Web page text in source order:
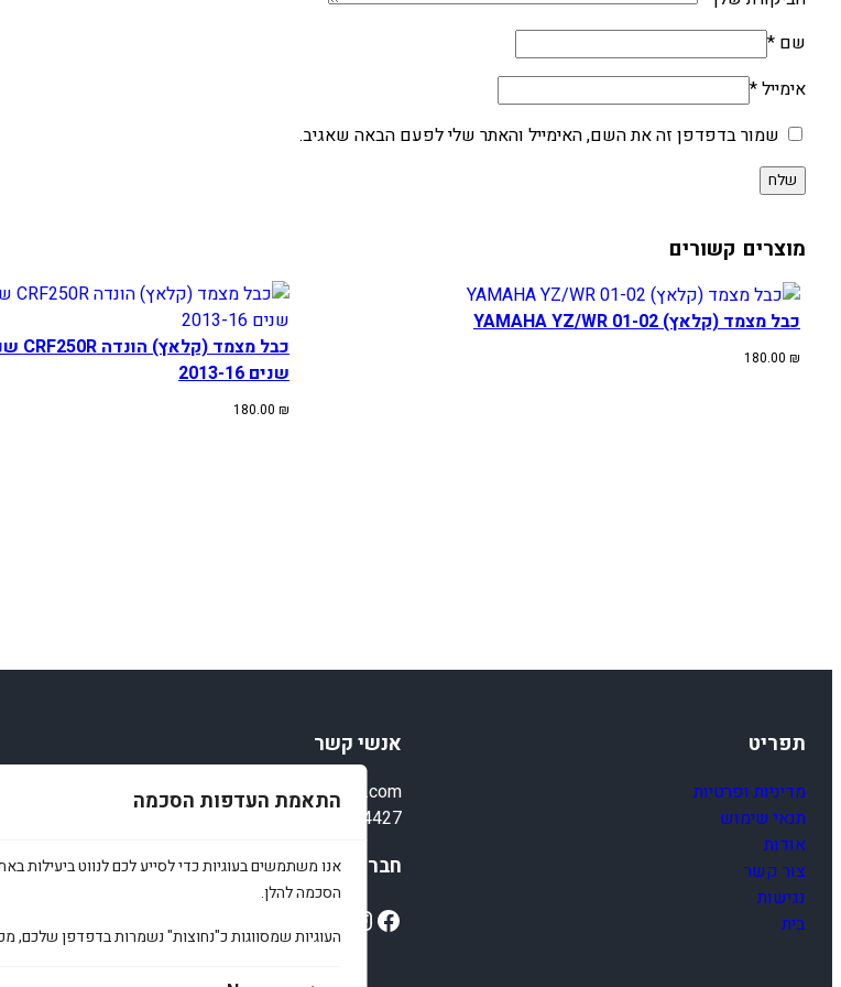
התאמת העדפות הסכמה
אנו משתמשים בעוגיות כדי לסייע לכם לנווט ביעילות
הסכמה להלן.
העוגיות שמסווגות כ"נחוצות" נשמרות בדפדפן שלכם,
שם *
אימייל*
שמור בדפדפן זה את השם, האימייל והאתר שלי לפעם הבאה שאגיב.
מוצרים קשורים
כבל מצמד (קלאץ) YAMAHA YZ/WR 01-02
180.00 ₪
שנים 2013-16
180.00 ₪
תפריט
מדיניות ופרטיות
תנאי שימוש
אודות
צור קשר
נגישות
בית
אנשי קשר
bardaamir@gmail.com
053-444-4427
חברתיים
Facebook
Instagram